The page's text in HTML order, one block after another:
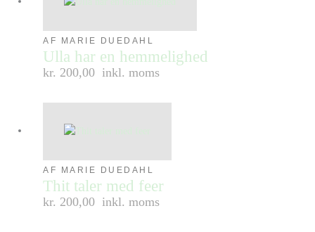
AF MARIE DUEDAHL
Ulla har en hemmelighed
kr. 200,00 inkl. moms
AF MARIE DUEDAHL
Thit taler med feer
kr. 200,00 inkl. moms